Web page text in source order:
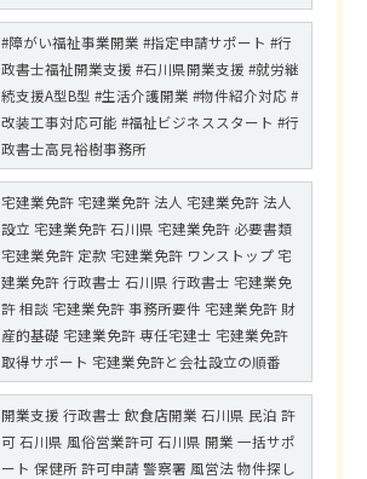
#障がい福祉事業開業 #指定申請サポート #行
政書士福祉開業支援 #石川県開業支援 #就労継
続支援A型B型 #生活介護開業 #物件紹介対応 #
改装工事対応可能 #福祉ビジネススタート #行
政書士高見裕樹事務所
宅建業免許 宅建業免許 法人 宅建業免許 法人
設立 宅建業免許 石川県 宅建業免許 必要書類
宅建業免許 定款 宅建業免許 ワンストップ 宅
建業免許 行政書士 石川県 行政書士 宅建業免
許 相談 宅建業免許 事務所要件 宅建業免許 財
産的基礎 宅建業免許 専任宅建士 宅建業免許
取得サポート 宅建業免許と会社設立の順番
開業支援 行政書士 飲食店開業 石川県 民泊 許
可 石川県 風俗営業許可 石川県 開業 一括サポ
ート 保健所 許可申請 警察署 風営法 物件探し